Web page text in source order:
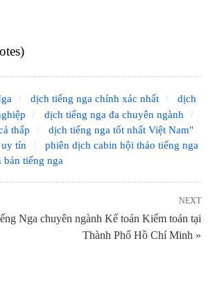
dịch tiếng nga chính xác nhất
dịch
dịch tiếng nga đa chuyên ngành
thấp
dịch tiếng nga tốt nhất Việt Nam"
tín
phiên dịch cabin hội thảo tiếng nga
tiếng nga
NEXT
Nga chuyên ngành Kế toán Kiểm toán tại
Thành Phố Hồ Chí Minh »